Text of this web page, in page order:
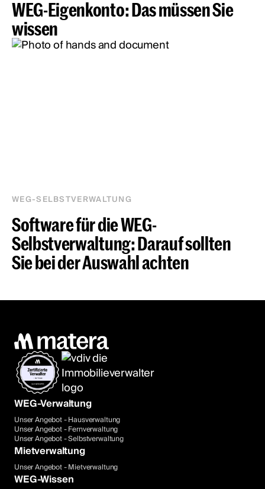
WEG-Eigenkonto: Das müssen Sie
wissen
WEG-SELBSTVERWALTUNG
Software für die WEG-
Selbstverwaltung: Darauf sollten
Sie bei der Auswahl achten
WEG-Verwaltung
Unser Angebot - Hausverwaltung
Unser Angebot - Fernverwaltung
Unser Angebot - Selbstverwaltung
Mietverwaltung
Unser Angebot - Mietverwaltung
WEG-Wissen